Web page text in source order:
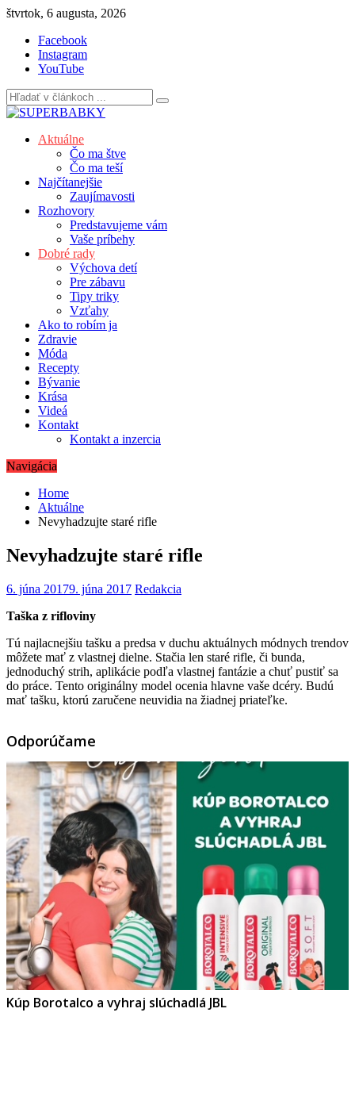
Skip
content
štvrtok, 6 augusta, 2026
Facebook
Instagram
YouTube
Aktuálne
Čo ma štve
Čo ma teší
Najčítanejšie
Zaujímavosti
Rozhovory
Predstavujeme vám
Vaše príbehy
Dobré rady
Výchova detí
Pre zábavu
Tipy triky
Vzťahy
Ako to robím ja
Zdravie
Móda
Recepty
Bývanie
Krása
Videá
Kontakt
Kontakt a inzercia
Navigácia
Home
Aktuálne
Nevyhadzujte staré rifle
Nevyhadzujte staré rifle
6. júna 20179. júna 2017 Redakcia
Taška z rifloviny
Tú najlacnejšiu tašku a predsa v duchu aktuálnych módnych trendov
môžete mať z vlastnej dielne. Stačia len staré rifle, či bunda,
jednoduchý strih, aplikácie podľa vlastnej fantázie a chuť pustiť sa
do práce. Tento originálny model ocenia hlavne vaše dcéry. Budú
mať tašku, ktorú zaručene neuvidia na žiadnej priateľke.
Odporúčame
Kúp Borotalco a vyhraj slúchadlá JBL